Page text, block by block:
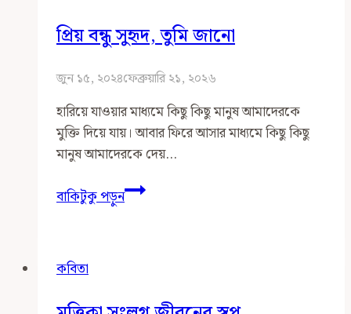
প্রিয় বন্ধু সুহৃদ, তুমি জানো
জুন ১৫, ২০২৪ফেব্রুয়ারি ২১, ২০২৬
হারিয়ে যাওয়ার মাধ্যমে কিছু কিছু মানুষ আমাদেরকে
মুক্তি দিয়ে যায়। আবার ফিরে আসার মাধ্যমে কিছু কিছু
মানুষ আমাদেরকে দেয়…
বাকিটুকু পড়ুনপ্রিয়
বন্ধু
কবিতা